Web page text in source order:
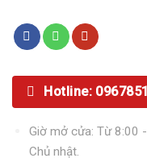
Hotline:
Giờ mở cửa: Từ 8:00
Chủ nhật.